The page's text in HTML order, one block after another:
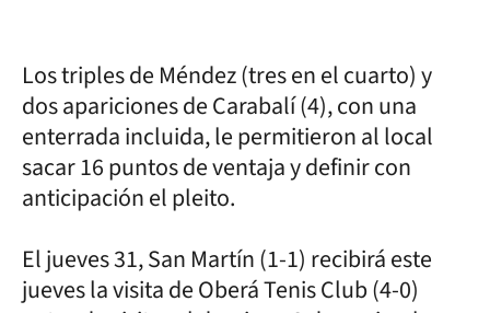
Los triples de Méndez (tres en el cuarto) y
dos apariciones de Carabalí (4), con una
enterrada incluida, le permitieron al local
sacar 16 puntos de ventaja y definir con
anticipación el pleito.
El jueves 31, San Martín (1-1) recibirá este
jueves la visita de Oberá Tenis Club (4-0)